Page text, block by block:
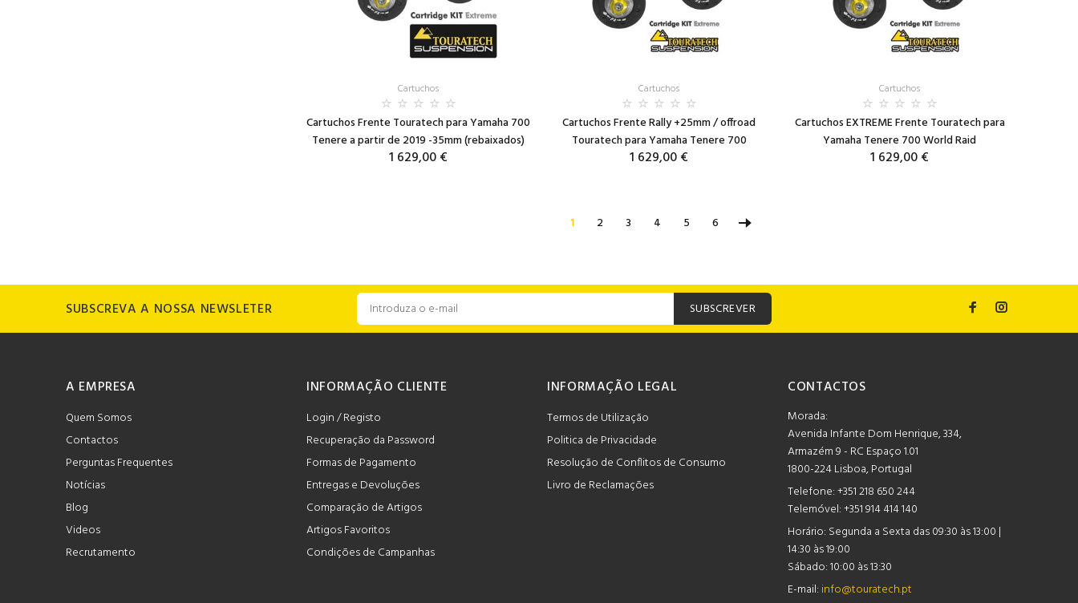
Cartuchos
Cartuchos Frente Touratech para Yamaha 700
Tenere a partir de 2019 -35mm (rebaixados)
1 629,00 €
Cartuchos
Cartuchos Frente Rally +25mm / offroad
Touratech para Yamaha Tenere 700
1 629,00 €
Cartuchos
Cartuchos EXTREME Frente Touratech para
Yamaha Tenere 700 World Raid
1 629,00 €
1 2 3 4 5 6
SUBSCREVA A NOSSA NEWSLETER SUBSCREVER
A EMPRESA
Quem Somos
Contactos
Perguntas Frequentes
Notícias
Blog
Videos
Recrutamento
INFORMAÇÃO CLIENTE
Login / Registo
Recuperação da Password
Formas de Pagamento
Entregas e Devoluções
Comparação de Artigos
Artigos Favoritos
Condições de Campanhas
INFORMAÇÃO LEGAL
Termos de Utilização
Politica de Privacidade
Resolução de Conflitos de Consumo
Livro de Reclamações
CONTACTOS
Morada:
Avenida Infante Dom Henrique, 334,
Armazém 9 - RC Espaço 1.01
1800-224 Lisboa, Portugal
Telefone:+351 218 650 244
Telemóvel: +351 914 414 140
Horário: Segunda a Sexta das 09:30 às 13:00 |
14:30 às 19:00
Sábado: 10:00 às 13:30
E-mail: info@touratech.pt